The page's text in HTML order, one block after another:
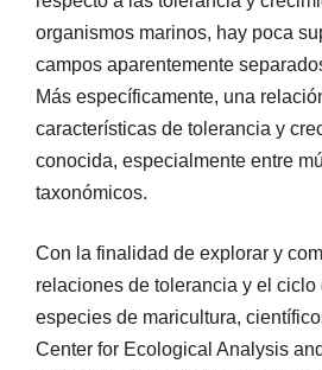
organismos marinos, hay poca
campos aparentemente
Más específicamente, una
características de tolerancia y
conocida, especialmente entre
taxonómicos.
Con la finalidad de explorar y
relaciones de tolerancia y el ciclo
especies de maricultura,
Center for Ecological Analysis